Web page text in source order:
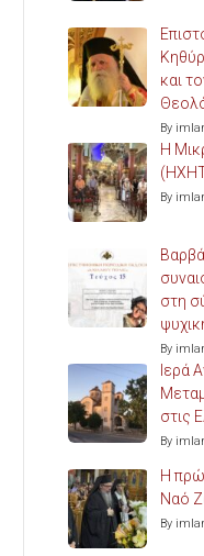
και
By
Η
By
στη
By
Ιερά
στις
By
Η
Ναό
By